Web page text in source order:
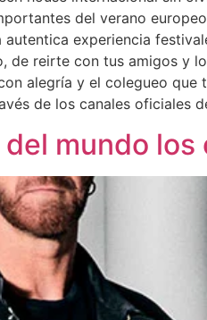
del verano
experiencia
de reirte con tus amigos y
alegría y el colegueo
de los canales oficiales
mundo